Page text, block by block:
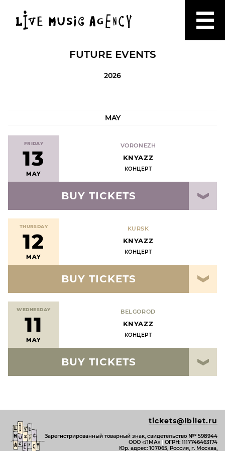
FUTURE EVENTS
2026
MAY
FRIDAY
13
MAY
VORONEZH
KNYAZZ
КОНЦЕРТ
BUY TICKETS
THURSDAY
12
MAY
KURSK
KNYAZZ
КОНЦЕРТ
BUY TICKETS
WEDNESDAY
11
MAY
BELGOROD
KNYAZZ
КОНЦЕРТ
BUY TICKETS
tickets@lbilet.ru
Зарегистрированный товарный знак, свидетельство №º 598944
ООО «ЛМА» | ОГРН: 1117746463174
Юр. адрес: 107065, Россия, г. Москва,